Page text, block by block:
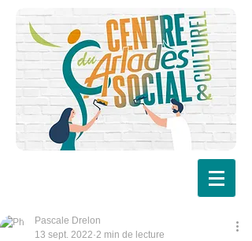
Pascale Drelon
13 sept. 2022 2 min de lecture